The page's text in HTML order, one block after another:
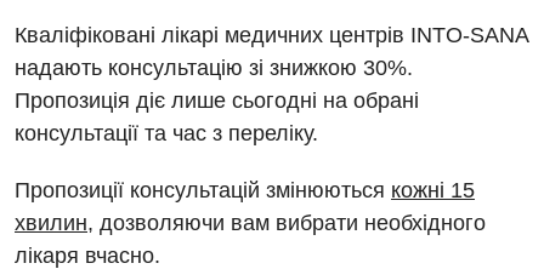
Мамографія
Нейросонографія
Рентгенографія
Для дорослих
Діагностичне відділення
Ендоскопічне відділення
Онкологічне відділлення
Офтальмологічне відділення
Педіатричне відділення
Лікування гострого інфаркту
Національний скринінг здоров’я 40+
Українська
Російська
Кваліфіковані лікарі медичних центрів INTO-SANA
надають консультацію зі знижкою 30%.
Пропозиція діє лише сьогодні на обрані
консультації та час з переліку.
Пропозиції консультацій змінюються кожні 15
хвилин, дозволяючи вам вибрати необхідного
лікаря вчасно.